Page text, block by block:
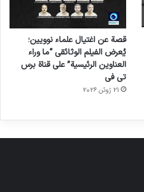
قصة عن اغتيال علماء نوويين؛
يُعرض الفيلم الوثائقي “ما وراء
العناوين الرئيسية” على قناة برس
تي في
21 ژوئن 2026